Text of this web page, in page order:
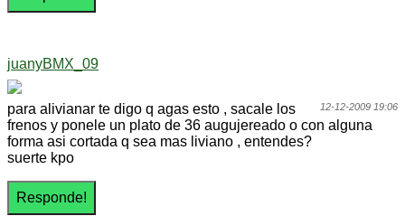
juanyBMX_09
12-12-2009 19:06
para alivianar te digo q agas esto , sacale los
frenos y ponele un plato de 36 augujereado o con alguna
forma asi cortada q sea mas liviano , entendes?
suerte kpo